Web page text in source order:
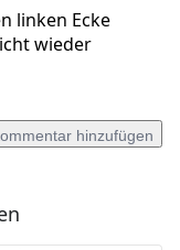
linken Ecke
wieder
hinzufügen